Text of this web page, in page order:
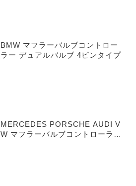
BMW マフラーバルブコントロー
ラー デュアルバルブ 4ピンタイプ
MERCEDES PORSCHE AUDI V
W マフラーバルブコントローラー